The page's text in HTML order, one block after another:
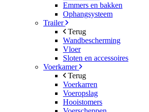
Emmers en bakken
Ophangsysteem
Trailer
Terug
Wandbescherming
Vloer
Sloten en accessoires
Voerkamer
Terug
Voerkarren
Voeropslag
Hooistomers